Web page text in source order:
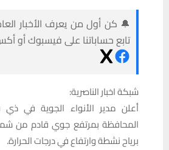
🔔 كن أول من يعرف الأخبار
تابع حساباتنا على فيسبوك أو
شبكة اخبار الناصرية:
أعلن مدير الأنواء الجوية في ذي
المحافظة بمرتفع جوي قادم من
برياح نشطة وارتفاع في درجات الحرارة.